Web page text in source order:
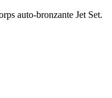
auto-bronzante Jet Set.